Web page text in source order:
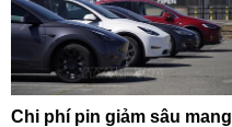
Chi phí pin giảm sâu mang